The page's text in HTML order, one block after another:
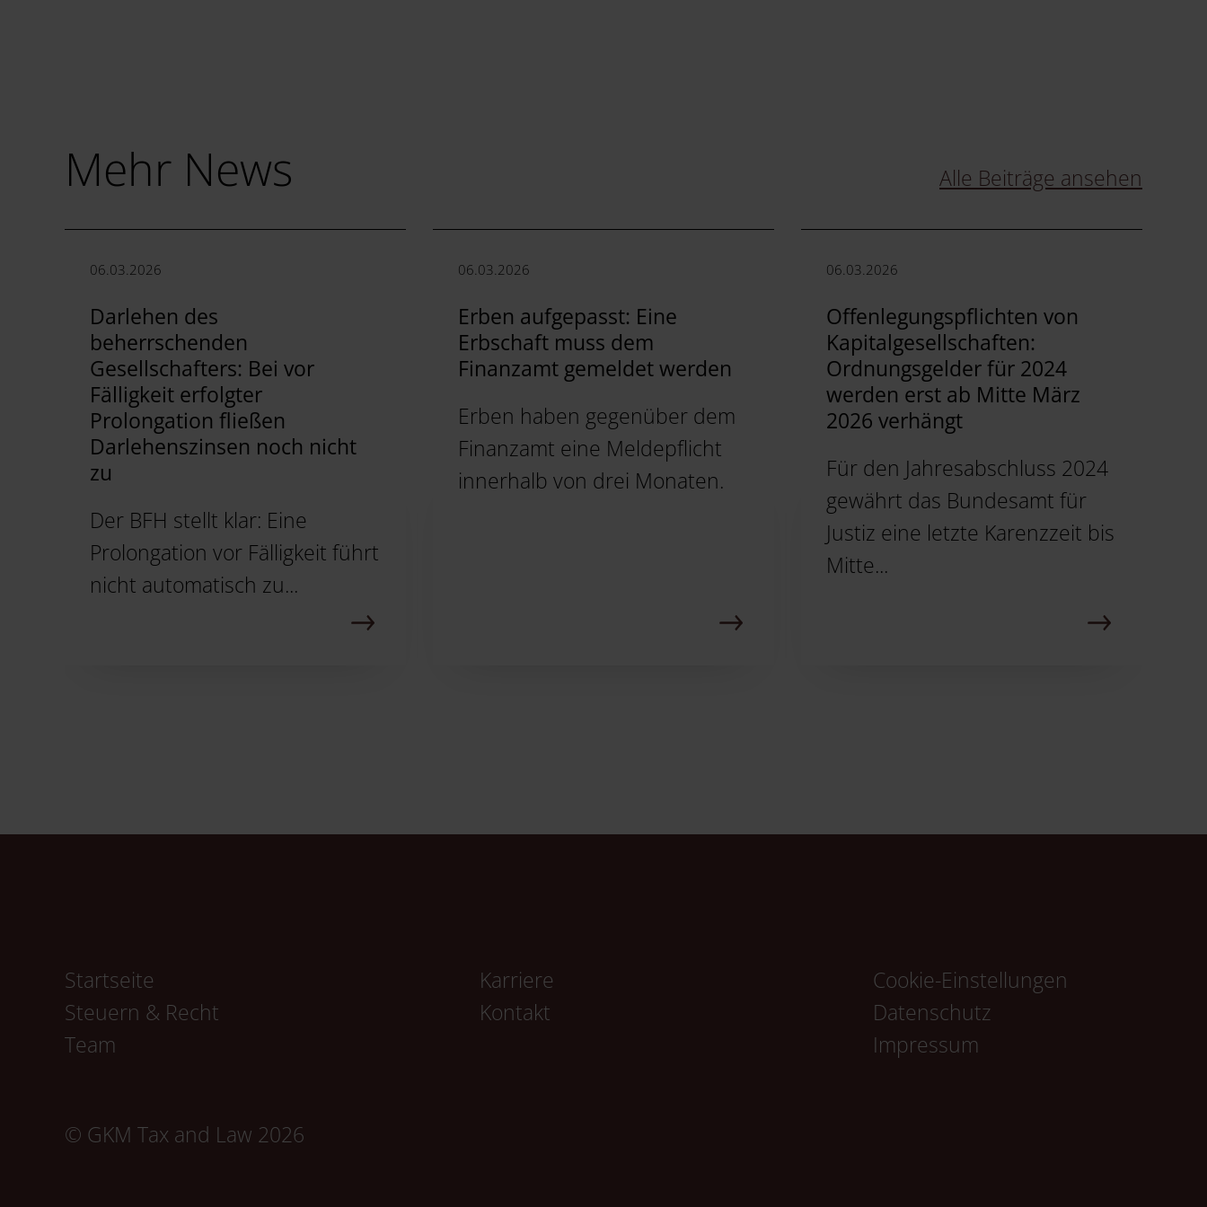
Mehr News Alle Beiträge ansehen
06.03.2026
Darlehen des
beherrschenden
Gesellschafters: Bei vor
Fälligkeit erfolgter
Prolongation fließen
Darlehenszinsen noch nicht
zu
Der BFH stellt klar: Eine
Prolongation vor Fälligkeit führt
nicht automatisch zu...
06.03.2026
Erben aufgepasst: Eine
Erbschaft muss dem
Finanzamt gemeldet werden
Erben haben gegenüber dem
Finanzamt eine Meldepflicht
innerhalb von drei Monaten.
06.03.2026
Offenlegungspflichten von
Kapitalgesellschaften:
Ordnungsgelder für 2024
werden erst ab Mitte März
2026 verhängt
Für den Jahresabschluss 2024
gewährt das Bundesamt für
Justiz eine letzte Karenzzeit bis
Mitte...
Navigation
überspringen
Startseite
Steuern & Recht
Team
Karriere
Kontakt
Cookie-Einstellungen
Navigation
überspringen
Datenschutz
Impressum
© GKM Tax and Law 2026